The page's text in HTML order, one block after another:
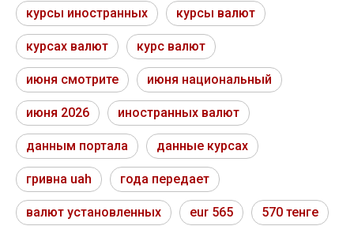
курсы иностранных курсы валют
курсах валют курс валют
июня смотрите июня национальный
июня 2026 иностранных валют
данным портала данные курсах
гривна uah года передает
валют установленных eur 565 570 тенге